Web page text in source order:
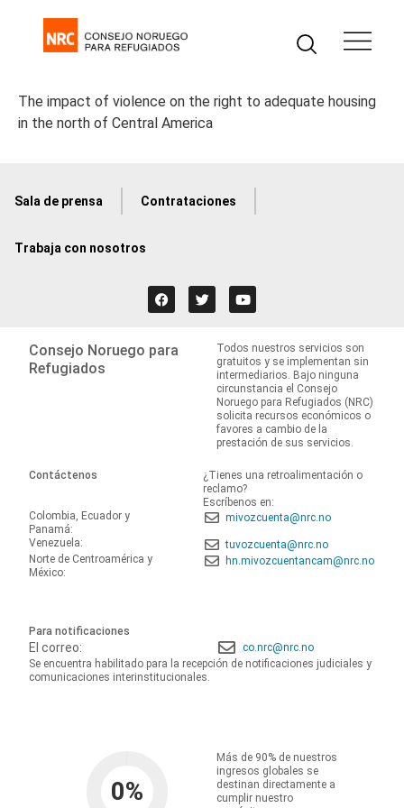
The impact of violence on the right to adequate housing
in the north of Central America
Sala de prensa Contrataciones
Trabaja con nosotros
Consejo Noruego para
Refugiados
Todos nuestros servicios son
gratuitos y se implementan sin
intermediarios. Bajo ninguna
circunstancia el Consejo
Noruego para Refugiados (NRC)
solicita recursos económicos o
favores a cambio de la
prestación de sus servicios.
Contáctenos
¿Tienes una retroalimentación o
reclamo?
Escríbenos en:
Colombia, Ecuador y
Panamá:
mivozcuenta@nrc.no
Venezuela:
tuvozcuenta@nrc.no
Norte de Centroamérica y
México:
hn.mivozcuentancam@nrc.no
Para notificaciones
El correo:
co.nrc@nrc.no
Se encuentra habilitado para la recepción de notificaciones judiciales y
comunicaciones interinstitucionales.
0%
Más de 90% de nuestros
ingresos globales se
destinan directamente a
cumplir nuestro